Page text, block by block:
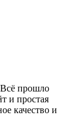
Всё прошло
и простая
качество и